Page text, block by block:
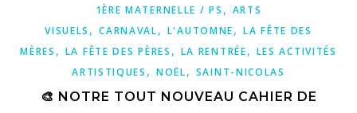
1ÈRE MATERNELLE / PS , ARTS
VISUELS ,CARNAVAL, L'AUTOMNE,LA FÊTE DES
MÈRES , LA FÊTE DES PÈRES , LA RENTRÉE, LES ACTIVITÉS
ARTISTIQUES , NOËL, SAINT-NICOLAS
🎨 NOTRE TOUT NOUVEAU CAHIER DE